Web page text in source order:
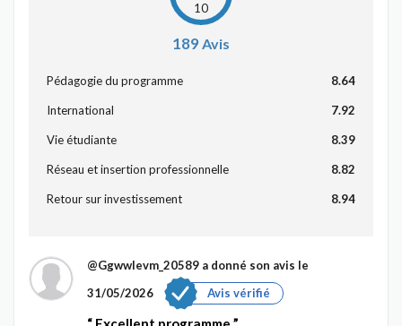
10
189Avis
Pédagogie du programme 8.64
International 7.92
Vie étudiante 8.39
Réseau et insertion professionnelle 8.82
Retour sur investissement 8.94
@Ggwwlevm_20589 a donné son avis le
31/05/2026
Avis vérifié